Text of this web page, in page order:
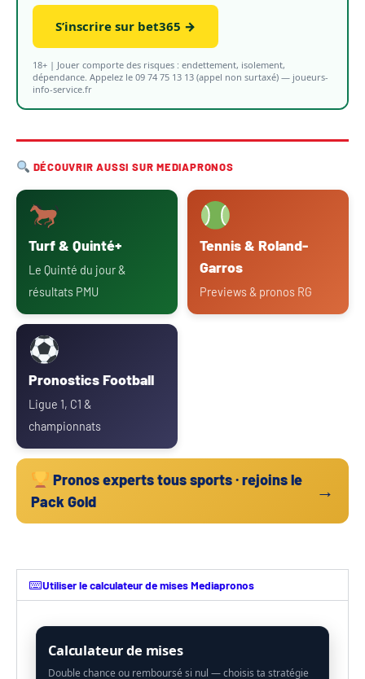
S’inscrire sur bet365 →
18+ | Jouer comporte des risques : endettement, isolement,
dépendance. Appelez le 09 74 75 13 13 (appel non surtaxé) — joueurs-
info-service.fr
DÉCOUVRIR AUSSI SUR MEDIAPRONOS
Turf & Quinté+
Le Quinté du jour &
résultats PMU
Tennis & Roland-
Garros
Previews & pronos RG
Pronostics Football
Ligue 1, C1 &
championnats
Pronos experts tous sports · rejoins le
Pack Gold
→
Utiliser le calculateur de mises Mediapronos
Calculateur de mises